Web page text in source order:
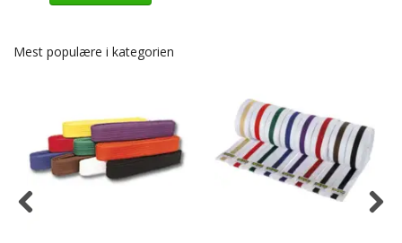
Mest populære i kategorien